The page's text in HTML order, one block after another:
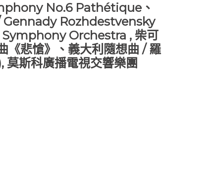
No.6 Pathétique、
Rozhdestvensky
Orchestra , 柴可
《悲愴》、義大利隨想曲 / 羅
莫斯科廣播電視交響樂團